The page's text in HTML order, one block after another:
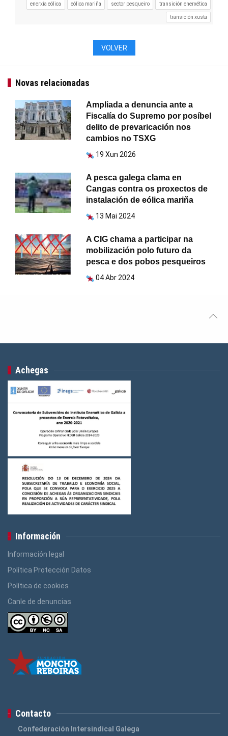
enerxía eólica eólica mariña sector pesqueiro transición enerxética
transición xusta
VOLVER
Novas relacionadas
Ampliada a denuncia ante a
Fiscalía do Supremo por posíbel
delito de prevaricación nos
cambios no TSXG
19 Xun 2026
A pesca galega clama en
Cangas contra os proxectos de
instalación de eólica mariña
13 Mai 2024
A CIG chama a participar na
mobilización polo futuro da
pesca e dos pobos pesqueiros
04 Abr 2024
Achegas
Información
Información legal
Política Protección Datos
Política de cookies
Canle de denuncias
Contacto
Confederación Intersindical Galega